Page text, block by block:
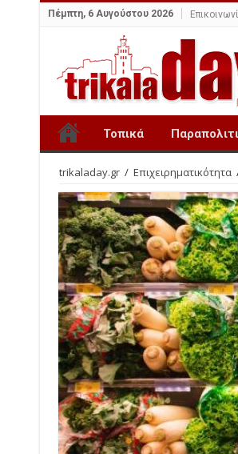
Πέμπτη, 6 Αυγούστου 2026
Τοπικά
trikaladay.gr / Επιχειρηματικότητα